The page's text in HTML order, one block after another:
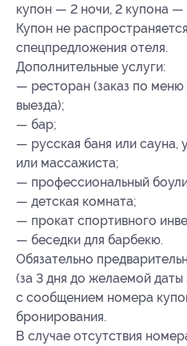
купон — 2 ночи, 2 купона —
Купон не
спецпредложения отеля.
Дополнительные услуги:
— ресторан (заказ по меню
выезда);
— бар;
— русская баня или сауна,
или массажиста;
— профессиональный
— детская комната;
— прокат спортивного
— беседки для барбекю.
Обязательно
(за 3 дня до желаемой даты
с сообщением номера
бронирования.
В случае отсутствия